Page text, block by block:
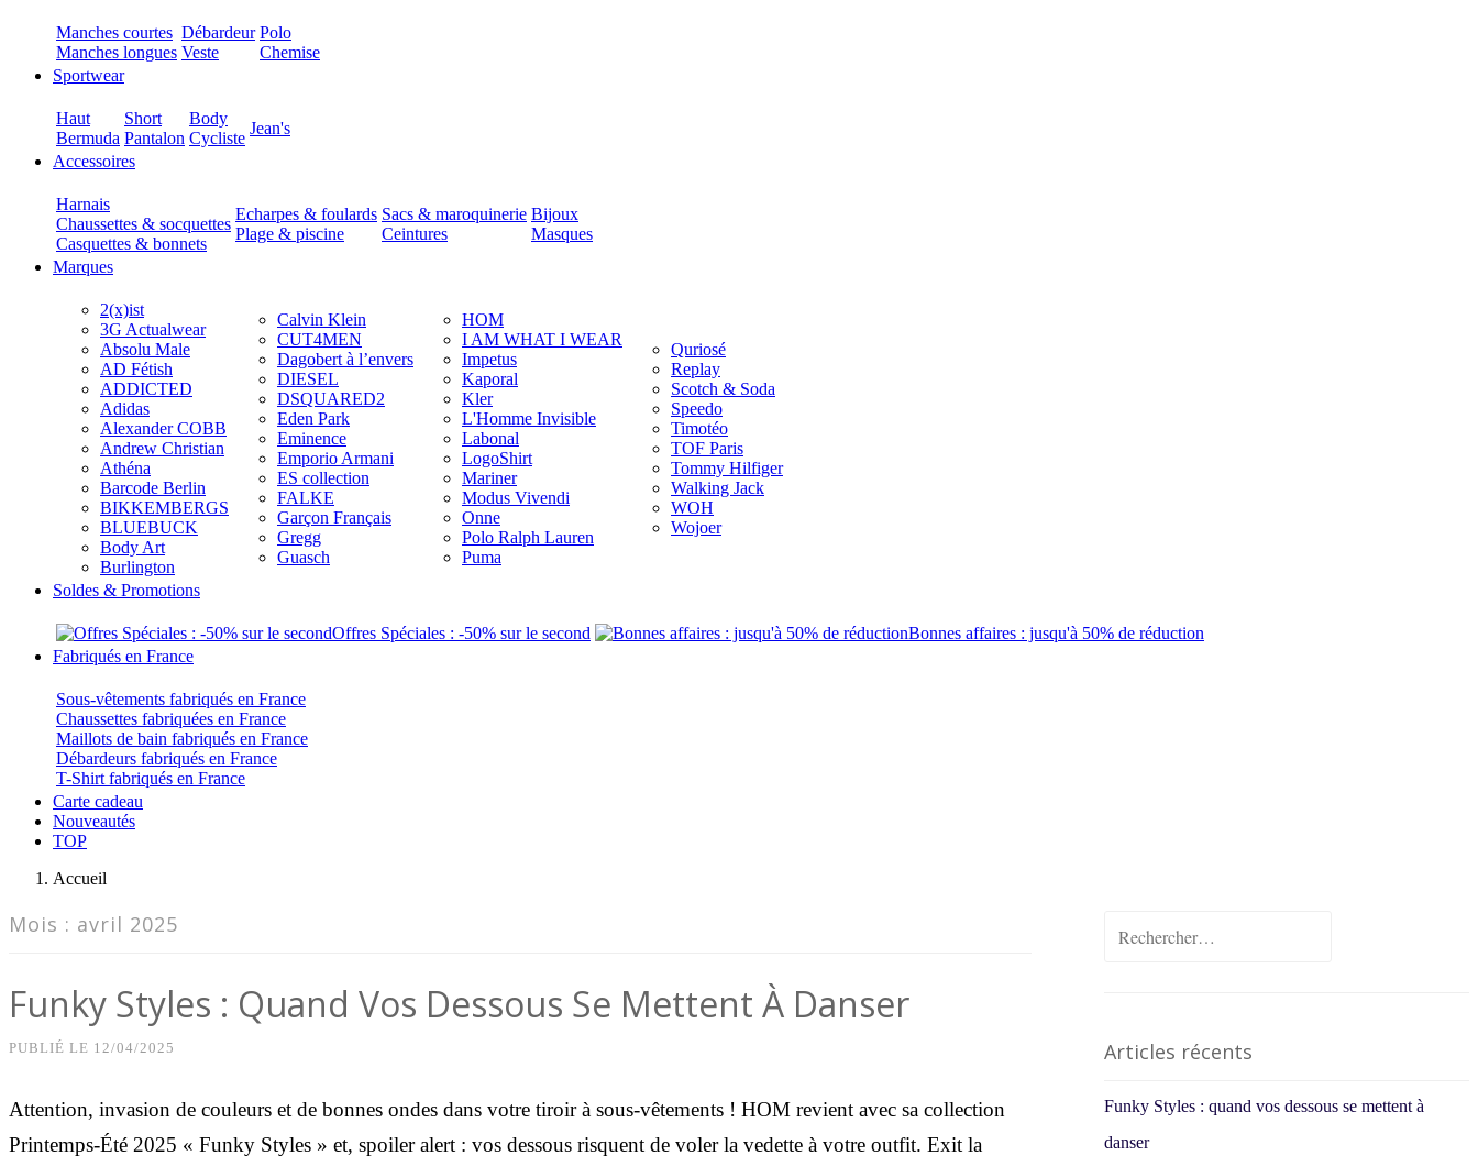
Manches courtes
Manches longues
Débardeur
Veste
Polo
Chemise
Sportwear
Haut
Bermuda
Short
Pantalon
Body
Cycliste
Jean's
Accessoires
Harnais
Chaussettes & socquettes
Casquettes & bonnets
Echarpes & foulards
Plage & piscine
Sacs & maroquinerie
Ceintures
Bijoux
Masques
Marques
2(x)ist
3G Actualwear
Absolu Male
AD Fétish
ADDICTED
Adidas
Alexander COBB
Andrew Christian
Athéna
Barcode Berlin
BIKKEMBERGS
BLUEBUCK
Body Art
Burlington
Calvin Klein
CUT4MEN
Dagobert à l’envers
DIESEL
DSQUARED2
Eden Park
Eminence
Emporio Armani
ES collection
FALKE
Garçon Français
Gregg
Guasch
HOM
I AM WHAT I WEAR
Impetus
Kaporal
Kler
L'Homme Invisible
Labonal
LogoShirt
Mariner
Modus Vivendi
Onne
Polo Ralph Lauren
Puma
Quriosé
Replay
Scotch & Soda
Speedo
Timotéo
TOF Paris
Tommy Hilfiger
Walking Jack
WOH
Wojoer
Soldes & Promotions
Offres Spéciales : -50% sur le second
Bonnes affaires : jusqu'à 50% de réduction
Fabriqués en France
Sous-vêtements fabriqués en France
Chaussettes fabriquées en France
Maillots de bain fabriqués en France
Débardeurs fabriqués en France
T-Shirt fabriqués en France
Carte cadeau
Nouveautés
TOP
Accueil
Mois : avril 2025
Funky Styles : Quand Vos Dessous Se Mettent À Danser
PUBLIÉ LE 12/04/2025
Attention, invasion de couleurs et de bonnes ondes dans votre tiroir à sous-vêtements ! HOM revient avec sa collection
Printemps-Été 2025 « Funky Styles » et, spoiler alert : vos dessous risquent de voler la vedette à votre outfit. Exit la
Rechercher :
Articles récents
Funky Styles : quand vos dessous se mettent à
danser